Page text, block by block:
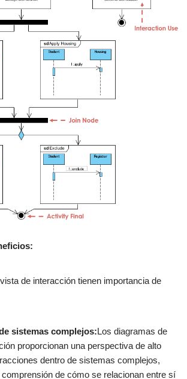
de interacción tienen importancia de
sistemas complejos:Los diagramas de
proporcionan una perspectiva de alto
dentro de sistemas complejos,
de cómo se relacionan entre sí